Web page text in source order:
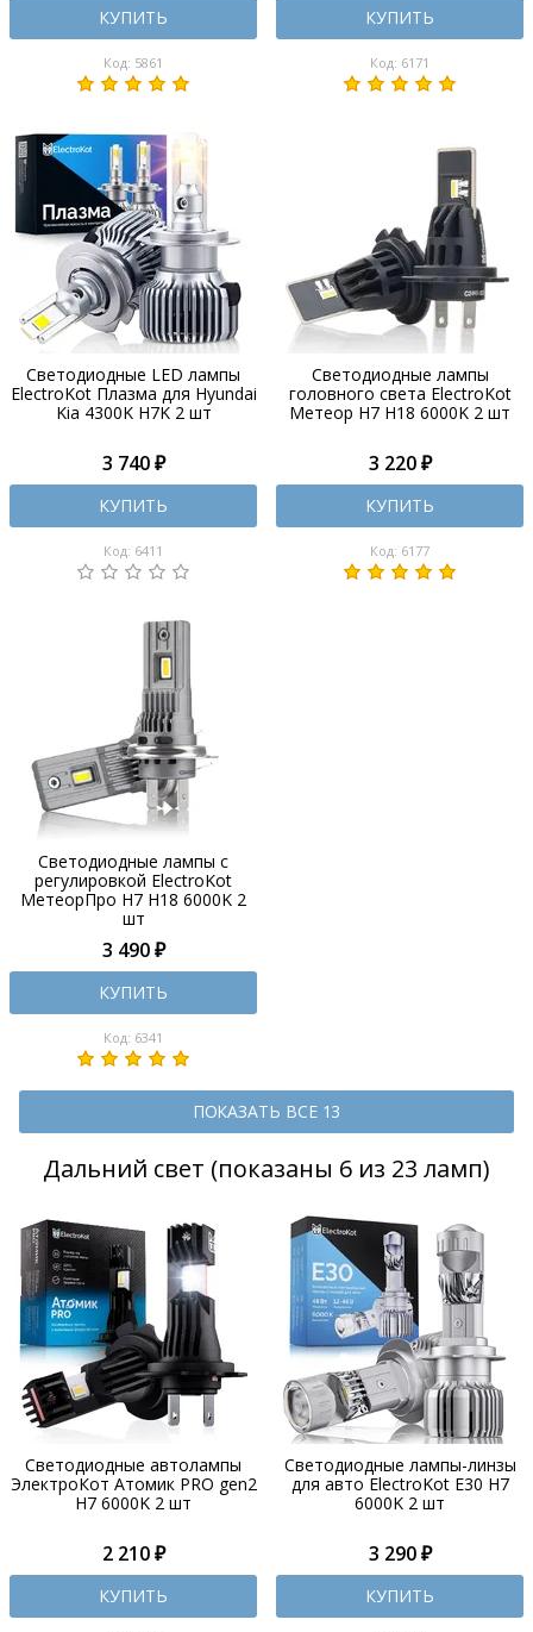
КУПИТЬ
Код: 5861
КУПИТЬ
Код: 6171
Светодиодные LED лампы
ElectroKot Плазма для Hyundai
Kia 4300K H7K 2 шт
3 740 ₽
КУПИТЬ
Код: 6411
Светодиодные лампы
головного света ElectroKot
Метеор H7 H18 6000K 2 шт
3 220 ₽
КУПИТЬ
Код: 6177
Светодиодные лампы с
регулировкой ElectroKot
МетеорПро H7 H18 6000K 2
шт
3 490 ₽
КУПИТЬ
Код: 6341
ПОКАЗАТЬ ВСЕ 13
Дальний свет (показаны 6 из 23 ламп)
Светодиодные автолампы
ЭлектроКот Атомик PRO gen2
H7 6000K 2 шт
2 210 ₽
КУПИТЬ
Светодиодные лампы-линзы
для авто ElectroKot E30 H7
6000K 2 шт
3 290 ₽
КУПИТЬ